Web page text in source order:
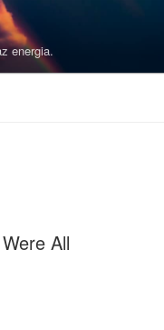
energia.
All